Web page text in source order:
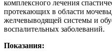
комплексного лечения
протекающих в области
желчевыводящей системы и
воспалительных заболеваний.
Показания: